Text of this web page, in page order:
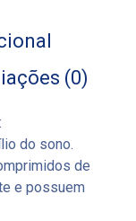
(0)
do sono.
de
e possuem